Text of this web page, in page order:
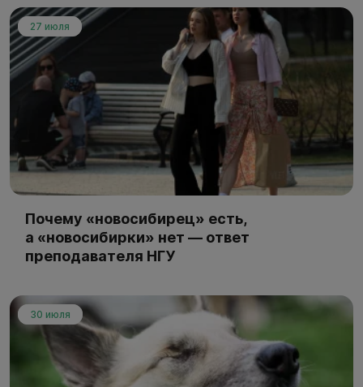
27 июля
Почему «новосибирец» есть,
а «новосибирки» нет — ответ
преподавателя НГУ
30 июля